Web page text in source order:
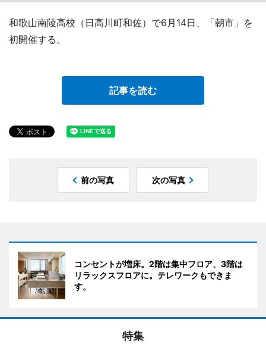
和歌山南陵高校（日高川町和佐）で6月14日、「朝市」を
初開催する。
記事を読む
前の写真 次の写真
コンセントが増床。2階は集中フロア、3階は
リラックスフロアに。テレワークもできま
す。
特集